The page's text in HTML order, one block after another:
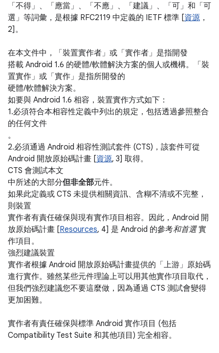
「不得」、「應當」、「不應」、「建議」、「可」和「可
選」等詞彙，是根據 RFC2119 中定義的 IETF 標準 [資源 ，
2]。
在本文件中，「裝置實作者」或「實作者」是指開發
搭載 Android 1.6 的硬體/軟體解決方案的個人或機構。「裝
置實作」或「實作」是指所開發的
硬體/軟體解決方案。
如要與 Android 1.6 相容，裝置實作方式如下：
1.必須符合本相容性定義中列出的規定，包括透過參照整合
的任何文件
。
2.必須通過 Android 相容性測試套件 (CTS)，該套件可從
Android 開放原始碼計畫 [資源, 3] 取得。
CTS 會測試本文
中所述的大部分但非全部元件。
如果此定義或 CTS 未提供相關資訊、含糊不清或不完整，
則裝置
實作者有責任確保與現有實作項目相容。因此，Android 開
放原始碼計畫 [Resources, 4] 是 Android 的參考和首選實
作項目。
強烈建議裝置
實作者根據 Android 開放原始碼計畫提供的「上游」原始碼
進行實作。雖然某些元件理論上可以用其他實作項目取代，
但我們強烈建議您不要這麼做，因為通過 CTS 測試會變得
更加困難。
實作者有責任確保與標準 Android 實作項目 (包括
Compatibility Test Suite 和其他項目) 完全相容。